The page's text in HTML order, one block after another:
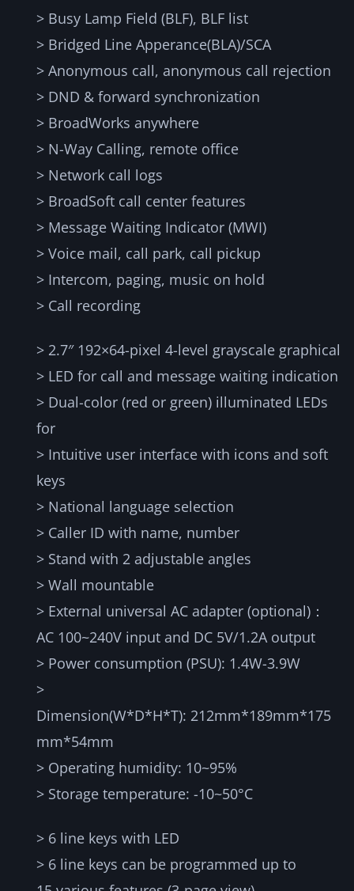
> Busy Lamp Field (BLF), BLF list
> Bridged Line Apperance(BLA)/SCA
> Anonymous call, anonymous call rejection
> DND & forward synchronization
> BroadWorks anywhere
> N-Way Calling, remote office
> Network call logs
> BroadSoft call center features
> Message Waiting Indicator (MWI)
> Voice mail, call park, call pickup
> Intercom, paging, music on hold
> Call recording
> 2.7″ 192×64-pixel 4-level grayscale graphical
> LED for call and message waiting indication
> Dual-color (red or green) illuminated LEDs
for
> Intuitive user interface with icons and soft
keys
> National language selection
> Caller ID with name, number
> Stand with 2 adjustable angles
> Wall mountable
> External universal AC adapter (optional)：
AC 100~240V input and DC 5V/1.2A output
> Power consumption (PSU): 1.4W-3.9W
>
Dimension(W*D*H*T): 212mm*189mm*175
mm*54mm
> Operating humidity: 10~95%
> Storage temperature: -10~50°C
> 6 line keys with LED
> 6 line keys can be programmed up to